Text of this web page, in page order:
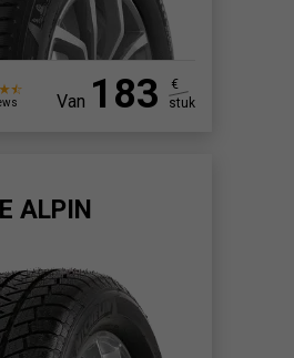
Van 183
€
stuk
ALPIN